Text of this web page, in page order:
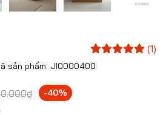
(1)
sản phẩm: JI0000400
-40%